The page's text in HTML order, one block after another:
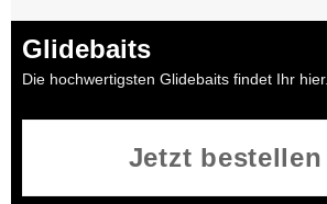
Glidebaits
Die hochwertigsten Glidebaits findet Ihr hier.
Jetzt bestellen